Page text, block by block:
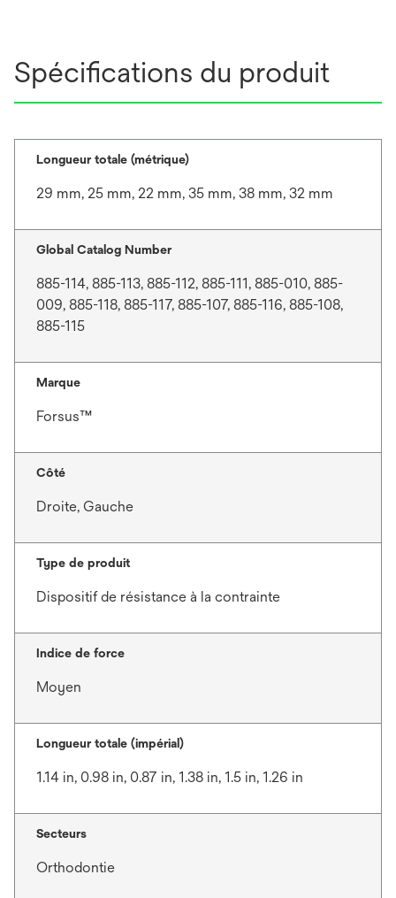
Spécifications du produit
Longueur totale (métrique)
29 mm, 25 mm, 22 mm, 35 mm, 38 mm, 32 mm
Global Catalog Number
885-114, 885-113, 885-112, 885-111, 885-010, 885-
009, 885-118, 885-117, 885-107, 885-116, 885-108,
885-115
Marque
Forsus™
Côté
Droite, Gauche
Type de produit
Dispositif de résistance à la contrainte
Indice de force
Moyen
Longueur totale (impérial)
1.14 in, 0.98 in, 0.87 in, 1.38 in, 1.5 in, 1.26 in
Secteurs
Orthodontie